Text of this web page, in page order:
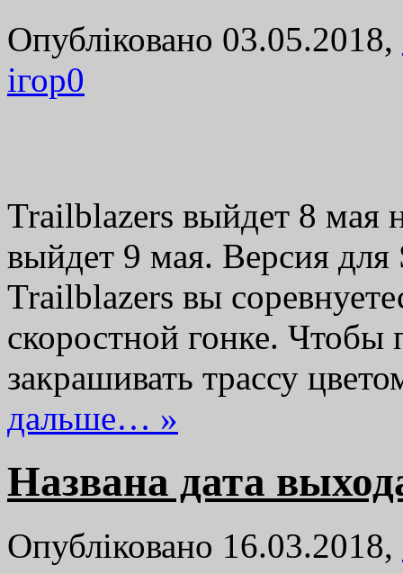
Опубліковано 03.05.2018,
ігор0
Trailblazers выйдет 8 мая
выйдет 9 мая. Версия
Trailblazers вы
скоростной гонке.
закрашивать трассу
дальше… »
Названа дата
Опубліковано 16.03.2018,